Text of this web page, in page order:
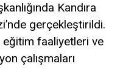
Kandıra
gerçekleştirildi.
eğitim faaliyetleri ve
çalışmaları